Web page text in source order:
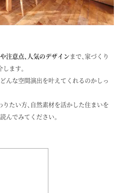
注意点、人気のデザインまで、家づくり
ます。
んな空間演出を叶えてくれるのかしっ
たい方、自然素材を活かした住まいを
んでみてください。